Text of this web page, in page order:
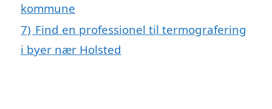
kommune
7) Find en professionel til termografering
i byer nær Holsted